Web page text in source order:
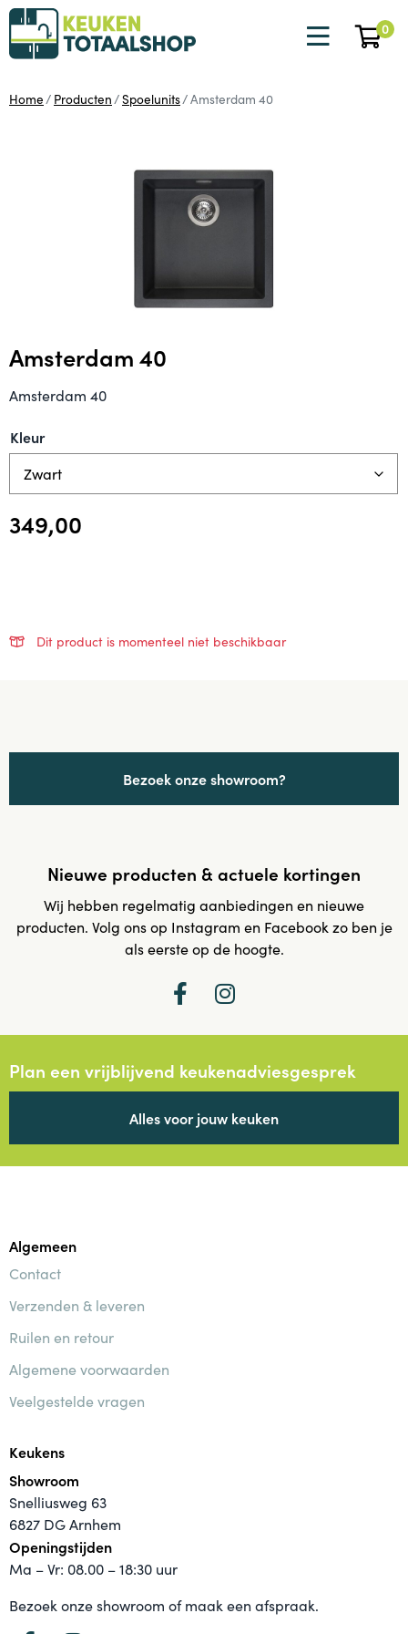
0
Home Producten Spoelunits Amsterdam 40
Amsterdam 40
Amsterdam 40
Kleur
349,00
Dit product is momenteel niet beschikbaar
Bezoek onze showroom?
Nieuwe producten & actuele kortingen
Wij hebben regelmatig aanbiedingen en nieuwe
producten. Volg ons op Instagram en Facebook zo ben je
als eerste op de hoogte.
Plan een vrijblijvend keukenadviesgesprek
Alles voor jouw keuken
Algemeen
Contact
Verzenden & leveren
Ruilen en retour
Algemene voorwaarden
Veelgestelde vragen
Keukens
Showroom
Snelliusweg 63
6827 DG Arnhem
Openingstijden
Ma – Vr: 08.00 – 18:30 uur
Bezoek onze showroom of maak een afspraak.